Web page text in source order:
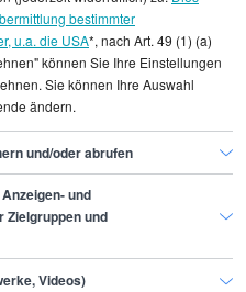
zugeordnet werden.
Bauarbeiter/in
bestimmter
u.a. die USA*, nach Art. 49 (1) (a)
können Sie Ihre Einstellungen
Sie können Ihre Auswahl
ändern.
und/oder abrufen
und
Zielgruppen und
Videos)